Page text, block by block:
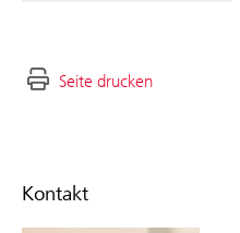
Kontakt
Seite drucken